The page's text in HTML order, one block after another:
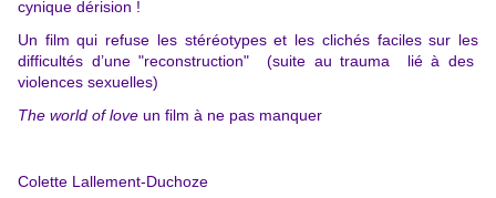
cynique dérision !
Un film qui refuse les stéréotypes et les clichés faciles sur les
difficultés d’une "reconstruction" (suite au trauma lié à des
violences sexuelles)
The world of love un film à ne pas manquer
Colette Lallement-Duchoze